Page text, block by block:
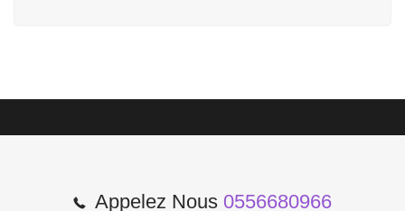
Appelez Nous 0556680966